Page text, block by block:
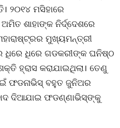
୨୦୧୪ ମସିହାରେ
ଶାହାଙ୍କ ନିର୍ଦ୍ଦେଶରେ
ମୁଖ୍ୟମନ୍ତ୍ରୀ
ଧିରେ ଧିରେ ଗଡକରୀଙ୍କ ଘନିଷ୍ଠ
ହ୍ରାସ କରାଯାଇଥିଲା। ତେଣୁ
ଫଡନାଭିସ୍ ବହୁତ ଜୁନିଅର
ଦିଆଯାଇ ଫଡଣ୍ଣାଭିସ୍‌ଙ୍କୁ